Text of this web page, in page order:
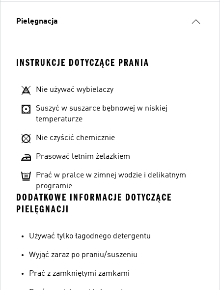
Pielęgnacja
INSTRUKCJE DOTYCZĄCE PRANIA
Nie używać wybielaczy
Suszyć w suszarce bębnowej w niskiej
temperaturze
Nie czyścić chemicznie
Prasować letnim żelazkiem
Prać w pralce w zimnej wodzie i delikatnym
programie
DODATKOWE INFORMACJE DOTYCZĄCE
PIELĘGNACJI
Używać tylko łagodnego detergentu
Wyjąć zaraz po praniu/suszeniu
Prać z zamkniętymi zamkami